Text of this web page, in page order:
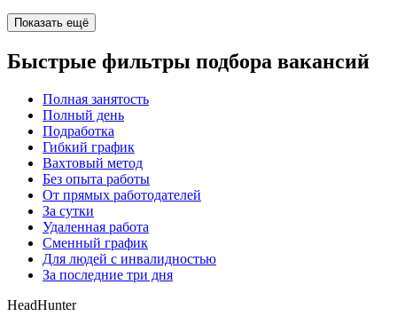
Показать ещё
Быстрые фильтры подбора вакансий
Полная занятость
Полный день
Подработка
Гибкий график
Вахтовый метод
Без опыта работы
От прямых работодателей
За сутки
Удаленная работа
Сменный график
Для людей с инвалидностью
За последние три дня
HeadHunter